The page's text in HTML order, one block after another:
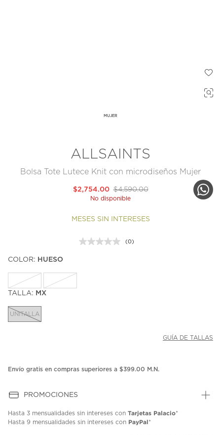
MUJER
ALLSAINTS
Bolsa Tote Lutece Knit con microdiseños Mujer
$4,590.00
$2,754.00
No disponible
MESES SIN INTERESES
Sin
(0)
COLOR: HUESO
TALLA: MX
UNITALLA
GUÍA DE TALLAS
Envío gratis en compras superiores a $399.00 M.N.
PROMOCIONES
Hasta 3 mensualidades sin intereses con Tarjetas Palacio*
Hasta 9 mensualidades sin intereses con PayPal*